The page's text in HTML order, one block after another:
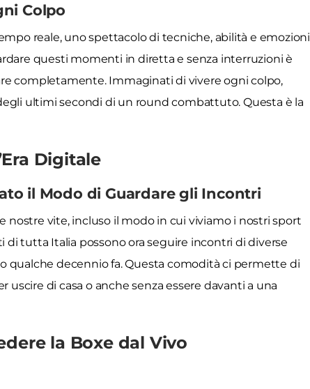
Colpo
reale, uno spettacolo di tecniche, abilità e emozioni
questi momenti in diretta e senza interruzioni è
completamente. Immaginati di vivere ogni colpo,
ultimi secondi di un round combattuto. Questa è la
Digitale
il Modo di Guardare gli Incontri
nostre vite, incluso il modo in cui viviamo i nostri sport
di tutta Italia possono ora seguire incontri di diverse
qualche decennio fa. Questa comodità ci permette di
di casa o anche senza essere davanti a una
la Boxe dal Vivo